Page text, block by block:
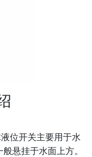
位开关主要用于水
悬挂于水面上方。